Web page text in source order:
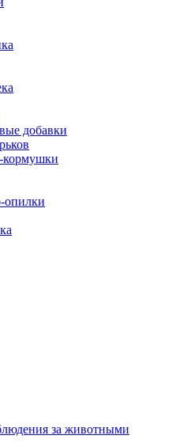
добавки
кормушки
опилки
за животными